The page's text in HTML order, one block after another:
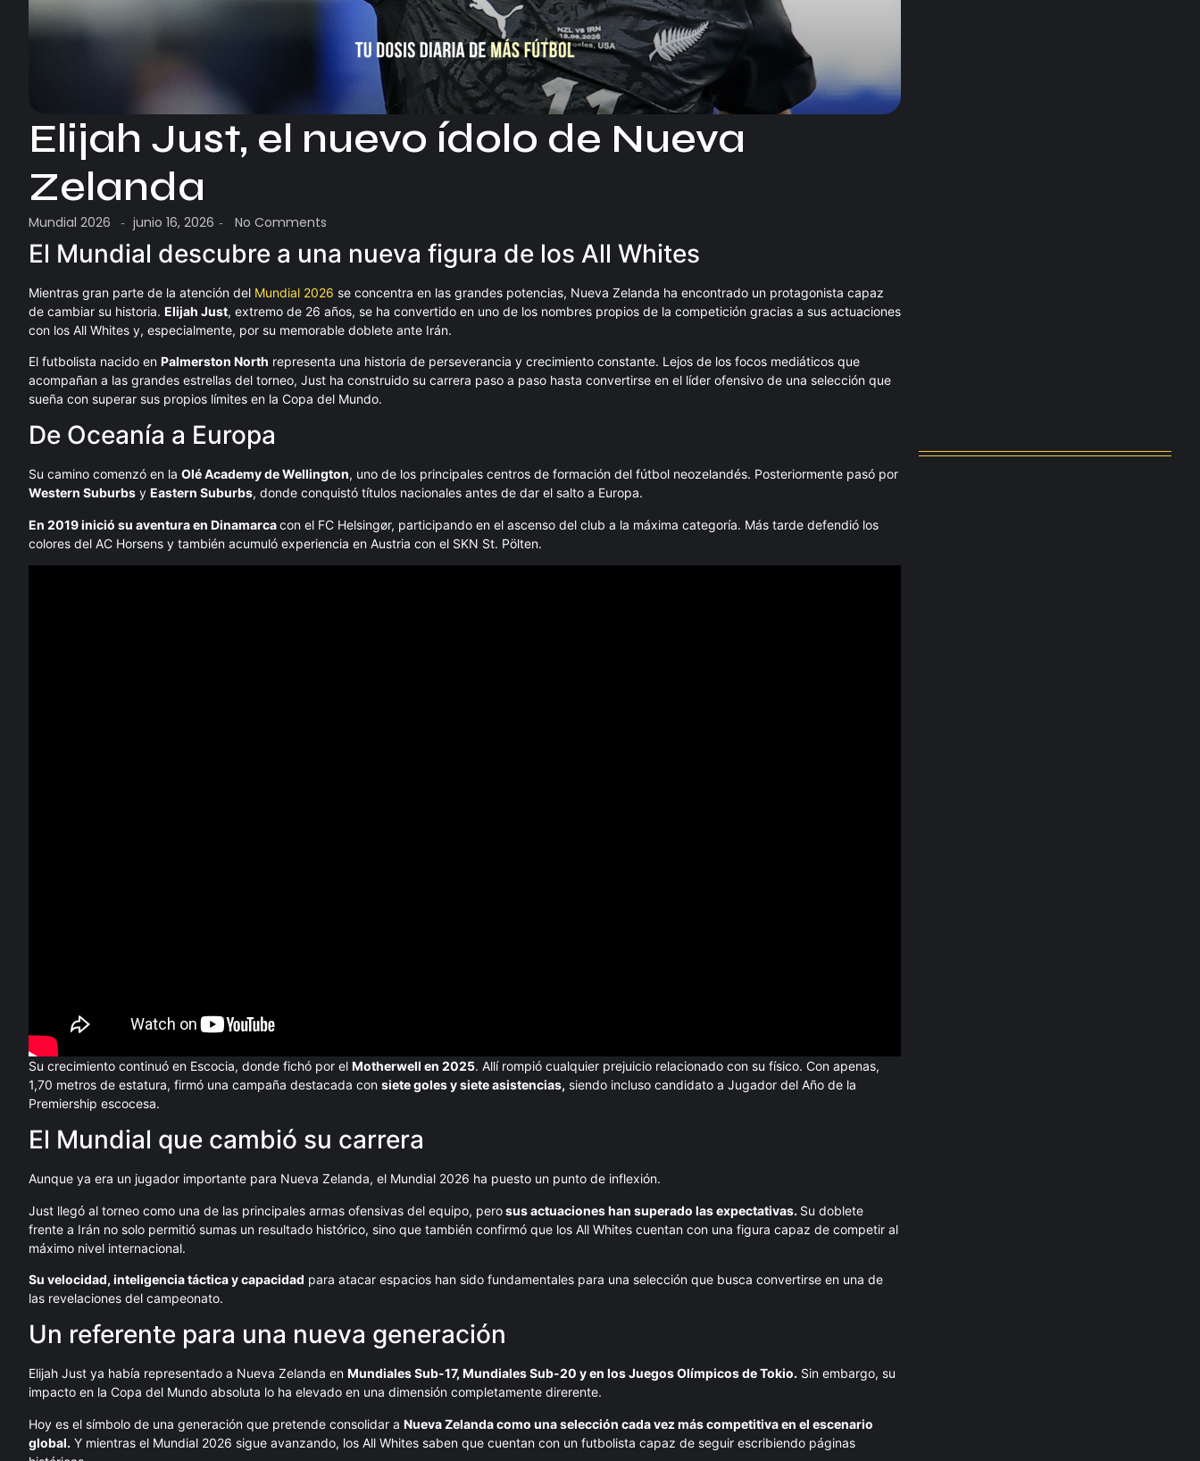
Elijah Just, el nuevo ídolo de Nueva
Zelanda
Mundial 2026 - junio 16, 2026 - No Comments
El Mundial descubre a una nueva figura de los All Whites
Mientras gran parte de la atención del Mundial 2026 se concentra en las grandes potencias, Nueva Zelanda ha encontrado un protagonista capaz
de cambiar su historia. Elijah Just, extremo de 26 años, se ha convertido en uno de los nombres propios de la competición gracias a sus actuaciones
con los All Whites y, especialmente, por su memorable doblete ante Irán.
El futbolista nacido en Palmerston North representa una historia de perseverancia y crecimiento constante. Lejos de los focos mediáticos que
acompañan a las grandes estrellas del torneo, Just ha construido su carrera paso a paso hasta convertirse en el líder ofensivo de una selección que
sueña con superar sus propios límites en la Copa del Mundo.
De Oceanía a Europa
Su camino comenzó en la Olé Academy de Wellington, uno de los principales centros de formación del fútbol neozelandés. Posteriormente pasó por
Western Suburbs y Eastern Suburbs, donde conquistó títulos nacionales antes de dar el salto a Europa.
En 2019 inició su aventura en Dinamarcacon el FC Helsingør, participando en el ascenso del club a la máxima categoría. Más tarde defendió los
colores del AC Horsens y también acumuló experiencia en Austria con el SKN St. Pölten.
Su crecimiento continuó en Escocia, donde fichó por el Motherwell en 2025. Allí rompió cualquier prejuicio relacionado con su físico. Con apenas,
1,70 metros de estatura, firmó una campaña destacada con siete goles y siete asistencias, siendo incluso candidato a Jugador del Año de la
Premiership escocesa.
El Mundial que cambió su carrera
Aunque ya era un jugador importante para Nueva Zelanda, el Mundial 2026 ha puesto un punto de inflexión.
Just llegó al torneo como una de las principales armas ofensivas del equipo, perosus actuaciones han superado las expectativas. Su doblete
frente a Irán no solo permitió sumas un resultado histórico, sino que también confirmó que los All Whites cuentan con una figura capaz de competir al
máximo nivel internacional.
Su velocidad, inteligencia táctica y capacidad para atacar espacios han sido fundamentales para una selección que busca convertirse en una de
las revelaciones del campeonato.
Un referente para una nueva generación
Elijah Just ya había representado a Nueva Zelanda en Mundiales Sub-17, Mundiales Sub-20 y en los Juegos Olímpicos de Tokio. Sin embargo, su
impacto en la Copa del Mundo absoluta lo ha elevado en una dimensión completamente direrente.
Hoy es el símbolo de una generación que pretende consolidar a Nueva Zelanda como una selección cada vez más competitiva en el escenario
global. Y mientras el Mundial 2026 sigue avanzando, los All Whites saben que cuentan con un futbolista capaz de seguir escribiendo páginas